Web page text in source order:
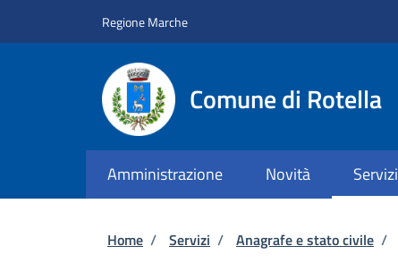
Regione Marche
Comune di Rotella
Amministrazione Novità Servizi
Briciole di pane
Home / Servizi / Anagrafe e stato civile /